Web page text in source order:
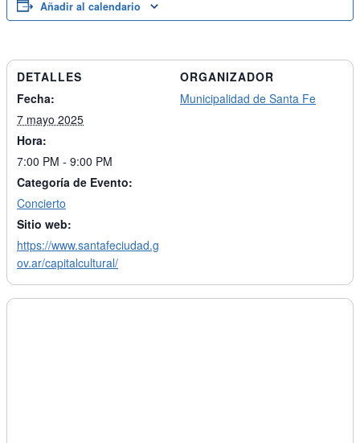
Añadir al calendario
DETALLES
Fecha:
7 mayo 2025
Hora:
7:00 PM - 9:00 PM
Categoría de Evento:
Concierto
Sitio web:
https://www.santafeciudad.g
ov.ar/capitalcultural/
ORGANIZADOR
Municipalidad de Santa Fe